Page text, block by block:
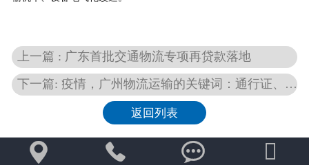
上一篇 : 广东首批交通物流专项再贷款落地
下一篇: 疫情，广州物流运输的关键词：通行证、穗货运、核酸证明
返回列表
   